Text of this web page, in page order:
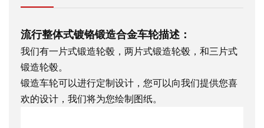
流行整体式镀铬锻造合金车轮描述：
我们有一片式锻造轮毂，两片式锻造轮毂，和三片式
锻造轮毂。
锻造车轮可以进行定制设计，您可以向我们提供您喜
欢的设计，我们将为您绘制图纸。